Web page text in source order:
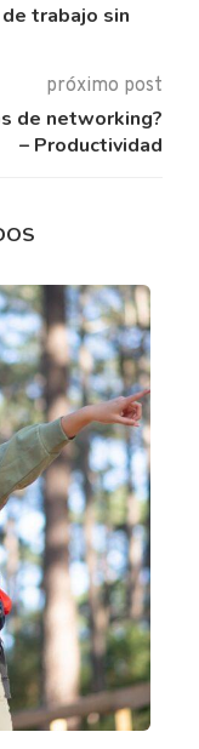
trabajo sin
próximo post
de networking?
– Productividad